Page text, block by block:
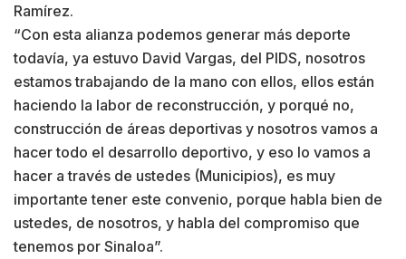
Ramírez.
“Con esta alianza podemos generar más deporte
todavía, ya estuvo David Vargas, del PIDS, nosotros
estamos trabajando de la mano con ellos, ellos están
haciendo la labor de reconstrucción, y porqué no,
construcción de áreas deportivas y nosotros vamos a
hacer todo el desarrollo deportivo, y eso lo vamos a
hacer a través de ustedes (Municipios), es muy
importante tener este convenio, porque habla bien de
ustedes, de nosotros, y habla del compromiso que
tenemos por Sinaloa”.